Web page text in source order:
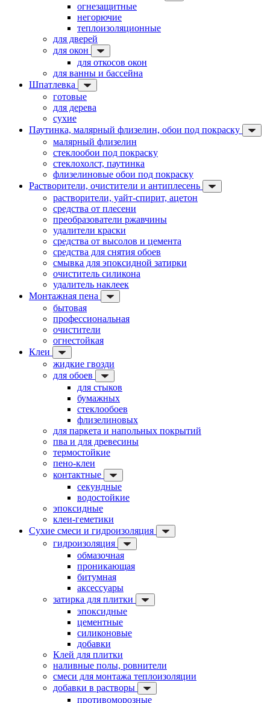
огнезащитные
негорючие
теплоизоляционные
для дверей
для окон
для откосов окон
для ванны и бассейна
Шпатлевка
готовые
для дерева
сухие
Паутинка, малярный флизелин, обои под покраску
малярный флизелин
стеклообои под покраску
стеклохолст, паутинка
флизелиновые обои под покраску
Растворители, очистители и антиплесень
растворители, уайт-спирит, ацетон
средства от плесени
преобразователи ржавчины
удалители краски
средства от высолов и цемента
средства для снятия обоев
смывка для эпоксидной затирки
очиститель силикона
удалитель наклеек
Монтажная пена
бытовая
профессиональная
очистители
огнестойкая
Клеи
жидкие гвозди
для обоев
для стыков
бумажных
стеклообоев
флизелиновых
для паркета и напольных покрытий
пва и для древесины
термостойкие
пено-клеи
контактные
секундные
водостойкие
эпоксидные
клеи-геметики
Сухие смеси и гидроизоляция
гидроизоляция
обмазочная
проникающая
битумная
аксессуары
затирка для плитки
эпоксидные
цементные
силиконовые
добавки
Клей для плитки
наливные полы, ровнители
смеси для монтажа теплоизоляции
добавки в растворы
противоморозные